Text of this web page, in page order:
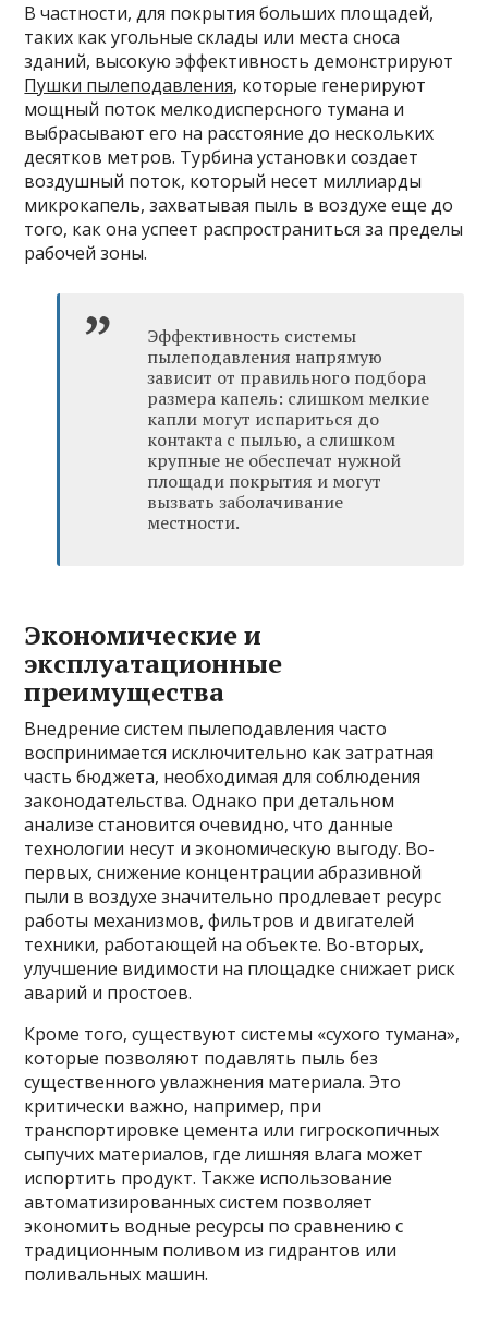
В частности, для покрытия больших площадей,
таких как угольные склады или места сноса
зданий, высокую эффективность демонстрируют
Пушки пылеподавления, которые генерируют
мощный поток мелкодисперсного тумана и
выбрасывают его на расстояние до нескольких
десятков метров. Турбина установки создает
воздушный поток, который несет миллиарды
микрокапель, захватывая пыль в воздухе еще до
того, как она успеет распространиться за пределы
рабочей зоны.
Эффективность системы
пылеподавления напрямую
зависит от правильного подбора
размера капель: слишком мелкие
капли могут испариться до
контакта с пылью, а слишком
крупные не обеспечат нужной
площади покрытия и могут
вызвать заболачивание
местности.
Экономические и
эксплуатационные
преимущества
Внедрение систем пылеподавления часто
воспринимается исключительно как затратная
часть бюджета, необходимая для соблюдения
законодательства. Однако при детальном
анализе становится очевидно, что данные
технологии несут и экономическую выгоду. Во-
первых, снижение концентрации абразивной
пыли в воздухе значительно продлевает ресурс
работы механизмов, фильтров и двигателей
техники, работающей на объекте. Во-вторых,
улучшение видимости на площадке снижает риск
аварий и простоев.
Кроме того, существуют системы «сухого тумана»,
которые позволяют подавлять пыль без
существенного увлажнения материала. Это
критически важно, например, при
транспортировке цемента или гигроскопичных
сыпучих материалов, где лишняя влага может
испортить продукт. Также использование
автоматизированных систем позволяет
экономить водные ресурсы по сравнению с
традиционным поливом из гидрантов или
поливальных машин.